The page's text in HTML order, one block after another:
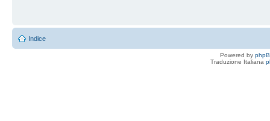
Indice
Powered by
Traduzione Italiana